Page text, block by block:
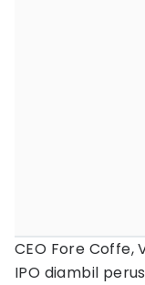
CEO Fore Coffe,
IPO diambil